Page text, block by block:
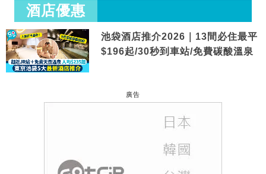
酒店優惠
池袋酒店推介2026｜13間必住最平
$196起/30秒到車站/免費碳酸溫泉
廣告